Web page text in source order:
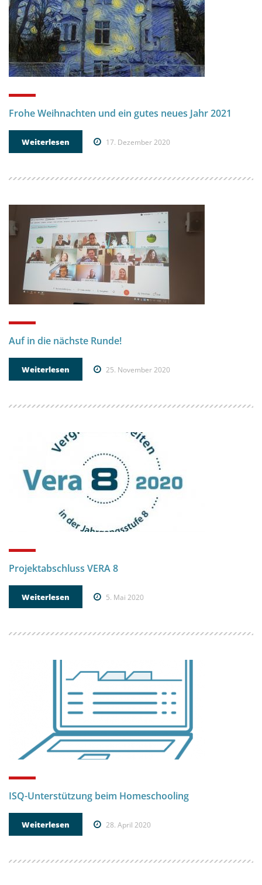
Frohe Weihnachten und ein gutes neues Jahr 2021
Weiterlesen 17. Dezember 2020
Auf in die nächste Runde!
Weiterlesen 25. November 2020
Projektabschluss VERA 8
Weiterlesen 5. Mai 2020
ISQ-Unterstützung beim Homeschooling
Weiterlesen 28. April 2020